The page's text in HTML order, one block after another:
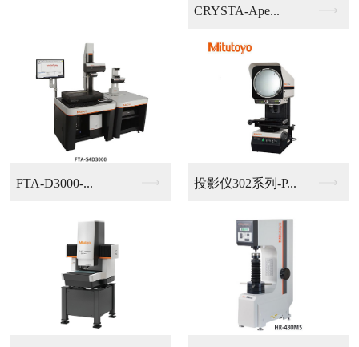
高度测量仪
手动影像测量仪403...